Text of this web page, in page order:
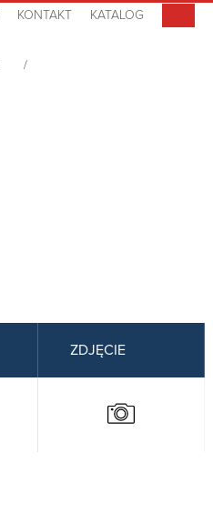
KONTAKT KATALOG
ZDJĘCIE